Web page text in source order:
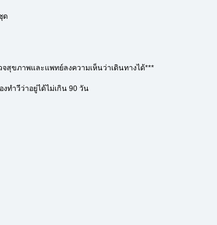
ด
สุขภาพและแพทย์ลงความเห็นว่าเดินทางได้***
ทำวีว่าอยู่ได้ไม่เกิน 90 วัน